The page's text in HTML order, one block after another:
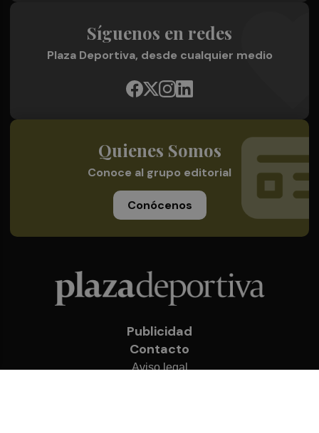
Síguenos en redes
Plaza Deportiva, desde cualquier medio
Quienes Somos
Conoce al grupo editorial
Conócenos
Publicidad
Contacto
Aviso legal